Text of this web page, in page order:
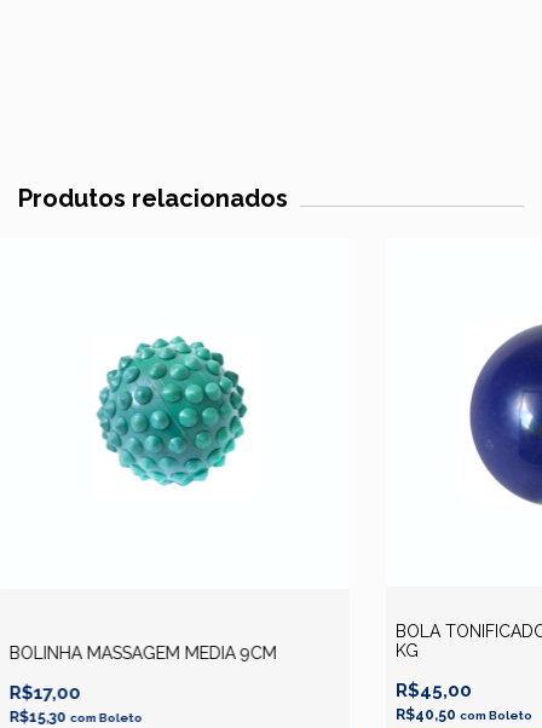
Produtos relacionados
BOLINHA MASSAGEM MEDIA 9CM
R$17,00
R$15,30 com Boleto
BOLA
KG
R$45,00
R$40,50 com Boleto